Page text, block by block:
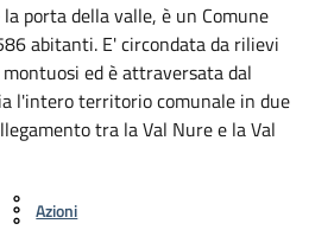
porta della valle, è un Comune
abitanti. E' circondata da rilievi
ed è attraversata dal
l'intero territorio comunale in due
tra la Val Nure e la Val
Azioni